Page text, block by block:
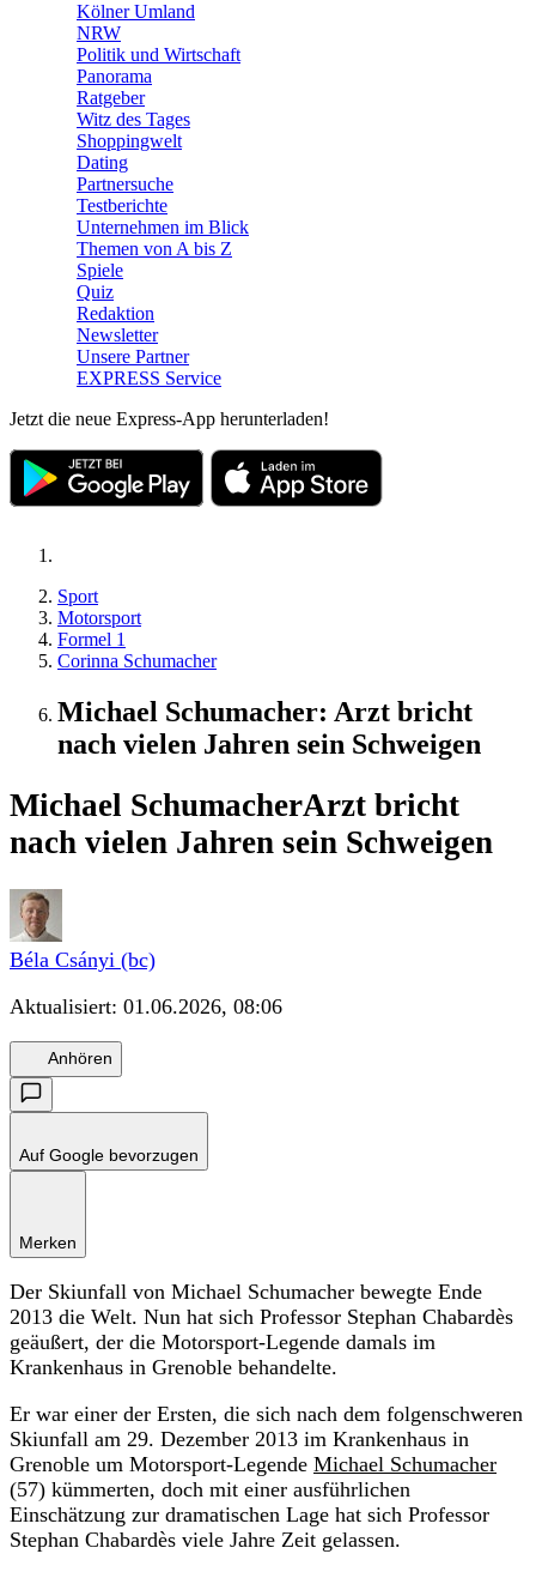
Kölner Umland
NRW
Politik und Wirtschaft
Panorama
Ratgeber
Witz des Tages
Shoppingwelt
Dating
Partnersuche
Testberichte
Unternehmen im Blick
Themen von A bis Z
Spiele
Quiz
Redaktion
Newsletter
Unsere Partner
EXPRESS Service
Jetzt die neue Express-App herunterladen!
Sport
Motorsport
Formel 1
Corinna Schumacher
Michael Schumacher: Arzt bricht
nach vielen Jahren sein Schweigen
Michael SchumacherArzt bricht
nach vielen Jahren sein Schweigen
Béla Csányi (bc)
Aktualisiert: 01.06.2026, 08:06
Anhören
Auf Google bevorzugen
Merken
Der Skiunfall von Michael Schumacher bewegte Ende
2013 die Welt. Nun hat sich Professor Stephan Chabardès
geäußert, der die Motorsport-Legende damals im
Krankenhaus in Grenoble behandelte.
Er war einer der Ersten, die sich nach dem folgenschweren
Skiunfall am 29. Dezember 2013 im Krankenhaus in
Grenoble um Motorsport-Legende Michael Schumacher
(57) kümmerten, doch mit einer ausführlichen
Einschätzung zur dramatischen Lage hat sich Professor
Stephan Chabardès viele Jahre Zeit gelassen.